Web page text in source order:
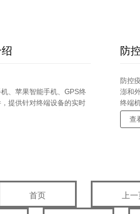
、苹果智能手机、GPS终
提供针对终端设备的实时
理等相关服务。主要功
、考勤系统（远程考勤、
防
防控
澎和
终端
时定
能：
查
首页 上